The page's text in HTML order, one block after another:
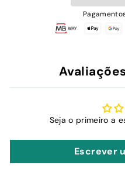
Seja o primeiro a
Escrever